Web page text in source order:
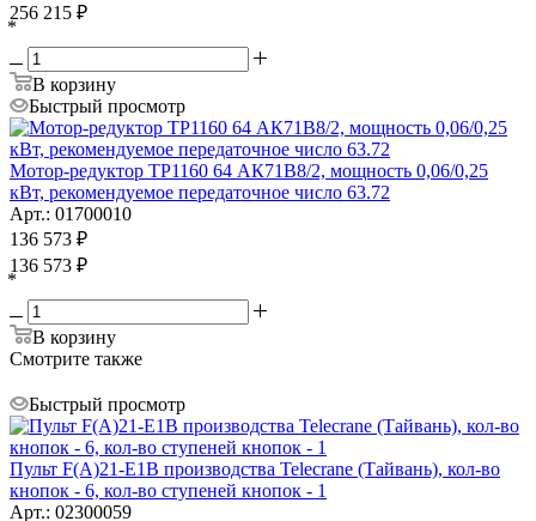
256 215 ₽
*
В корзину
Быстрый просмотр
Мотор-редуктор ТР1160 64 АК71В8/2, мощность 0,06/0,25
кВт, рекомендуемое передаточное число 63.72
Арт.: 01700010
136 573 ₽
136 573 ₽
*
В корзину
Смотрите также
Быстрый просмотр
Пульт F(A)21-E1B производства Telecrane (Тайвань), кол-во
кнопок - 6, кол-во ступеней кнопок - 1
Арт.: 02300059